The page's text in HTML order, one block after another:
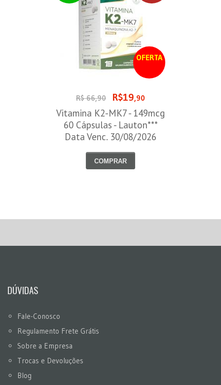
OFERTA
R$ 66,90 R$19,90
Vitamina K2-MK7 - 149mcg
60 Cápsulas - Lauton***
Data Venc. 30/08/2026
COMPRAR
DÚVIDAS
Fale-Conosco
Regulamento Frete Grátis
Sobre a Empresa
Trocas e Devoluções
Blog